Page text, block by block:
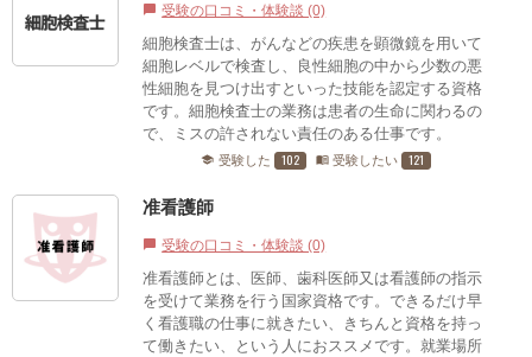
chat_bubble 受験の口コミ・体験談 (0)
細胞検査士は、がんなどの疾患を顕微鏡を用いて
細胞レベルで検査し、良性細胞の中から少数の悪
性細胞を見つけ出すといった技能を認定する資格
です。細胞検査士の業務は患者の生命に関わるの
で、ミスの許されない責任のある仕事です。
school 受験した 102 menu_book 受験したい 121
准看護師
chat_bubble 受験の口コミ・体験談 (0)
准看護師とは、医師、歯科医師又は看護師の指示
を受けて業務を行う国家資格です。できるだけ早
く看護職の仕事に就きたい、きちんと資格を持っ
て働きたい、という人におススメです。就業場所